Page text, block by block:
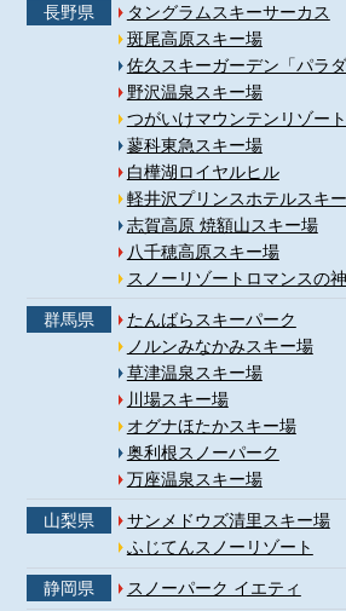
長野県
タングラムスキーサーカス
斑尾高原スキー場
佐久スキーガーデン「パラダ
野沢温泉スキー場
つがいけマウンテンリゾート
蓼科東急スキー場
白樺湖ロイヤルヒル
軽井沢プリンスホテルスキ
志賀高原 焼額山スキー場
八千穂高原スキー場
スノーリゾートロマンスの
群馬県
たんばらスキーパーク
ノルンみなかみスキー場
草津温泉スキー場
川場スキー場
オグナほたかスキー場
奥利根スノーパーク
万座温泉スキー場
山梨県
サンメドウズ清里スキー場
ふじてんスノーリゾート
静岡県 スノーパーク イエティ